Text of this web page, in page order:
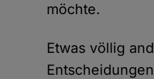
möchte.
Etwas völlig